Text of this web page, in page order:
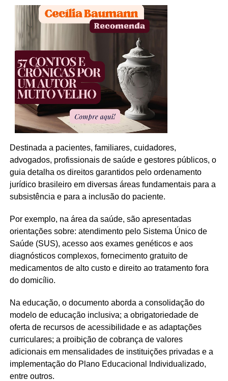
Destinada a pacientes, familiares, cuidadores,
advogados, profissionais de saúde e gestores públicos, o
guia detalha os direitos garantidos pelo ordenamento
jurídico brasileiro em diversas áreas fundamentais para a
subsistência e para a inclusão do paciente.
Por exemplo, na área da saúde, são apresentadas
orientações sobre: atendimento pelo Sistema Único de
Saúde (SUS), acesso aos exames genéticos e aos
diagnósticos complexos, fornecimento gratuito de
medicamentos de alto custo e direito ao tratamento fora
do domicílio.
Na educação, o documento aborda a consolidação do
modelo de educação inclusiva; a obrigatoriedade de
oferta de recursos de acessibilidade e as adaptações
curriculares; a proibição de cobrança de valores
adicionais em mensalidades de instituições privadas e a
implementação do Plano Educacional Individualizado,
entre outros.